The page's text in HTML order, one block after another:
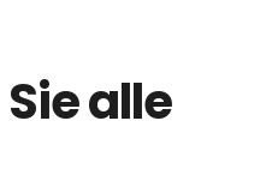
alle